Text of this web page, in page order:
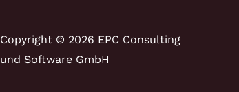
Copyright © 2026 EPC Consulting
und Software GmbH